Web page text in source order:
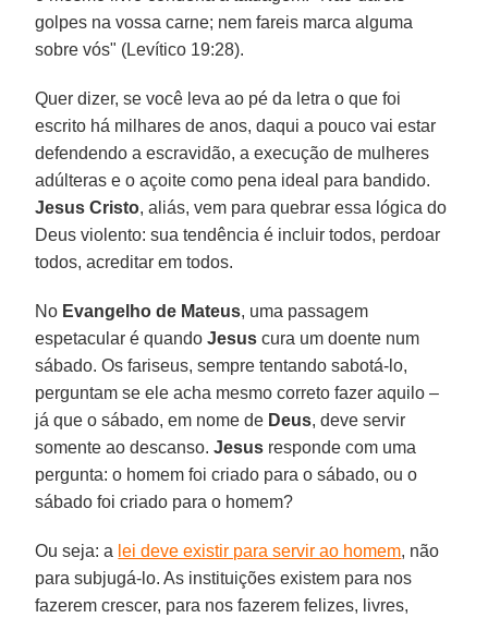
golpes na vossa carne; nem fareis marca alguma
sobre vós" (Levítico 19:28).
Quer dizer, se você leva ao pé da letra o que foi
escrito há milhares de anos, daqui a pouco vai estar
defendendo a escravidão, a execução de mulheres
adúlteras e o açoite como pena ideal para bandido.
Jesus Cristo, aliás, vem para quebrar essa lógica do
Deus violento: sua tendência é incluir todos, perdoar
todos, acreditar em todos.
No Evangelho de Mateus, uma passagem
espetacular é quandoJesus cura um doente num
sábado. Os fariseus, sempre tentando sabotá-lo,
perguntam se ele acha mesmo correto fazer aquilo –
já que o sábado, em nome de Deus, deve servir
somente ao descanso.Jesus responde com uma
pergunta: o homem foi criado para o sábado, ou o
sábado foi criado para o homem?
Ou seja: a lei deve existir para servir ao homem, não
para subjugá-lo. As instituições existem para nos
fazerem crescer, para nos fazerem felizes, livres,